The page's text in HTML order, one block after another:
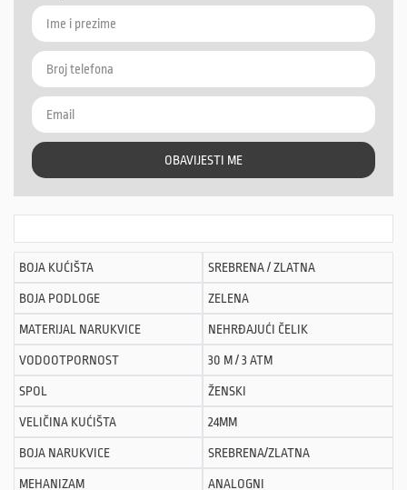
OBAVIJESTI ME
BOJA KUĆIŠTA SREBRENA / ZLATNA
BOJA PODLOGE ZELENA
MATERIJAL NARUKVICE NEHRĐAJUĆI ČELIK
VODOOTPORNOST 30 M / 3 ATM
SPOL ŽENSKI
VELIČINA KUĆIŠTA 24MM
BOJA NARUKVICE SREBRENA/ZLATNA
MEHANIZAM ANALOGNI